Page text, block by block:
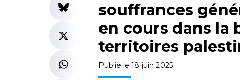
souffrances
en cours dans la
territoires
Publié le 18 juin 2025